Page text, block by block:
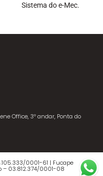
Sistema do e-Mec.
Office, 3º andar, Ponta do
0001-61 | Fucape
– 03.812.374/0001-08